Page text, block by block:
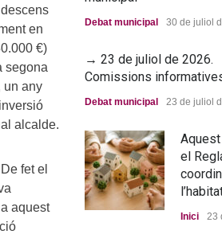
en
€)
segona
un any
alcalde.
fet el
aquest
Debat municipal 30 de juliol
→ 23 de juliol de 2026.
Comissions
Debat municipal 23 de juliol
el
Inici 23